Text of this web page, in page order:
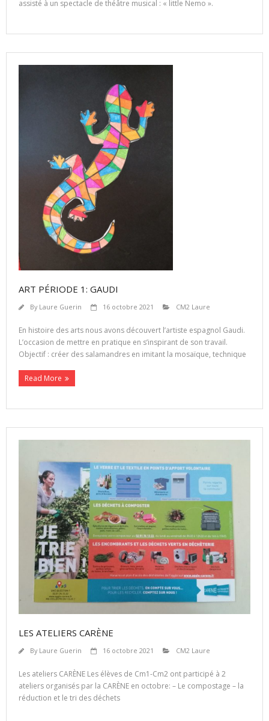
assisté à un spectacle de théâtre musical : « little Nemo ».
ART PÉRIODE 1: GAUDI
By Laure Guerin 16 octobre 2021 CM2 Laure
En histoire des arts nous avons découvert l’artiste espagnol Gaudi.
L’occasion de mettre en pratique en s’inspirant de son travail.
Objectif : créer des salamandres en imitant la mosaïque, technique
Read More
LES ATELIERS CARÈNE
By Laure Guerin 16 octobre 2021 CM2 Laure
Les ateliers CARÈNE Les élèves de Cm1-Cm2 ont participé à 2
ateliers organisés par la CARÈNE en octobre: – Le compostage – la
réduction et le tri des déchets